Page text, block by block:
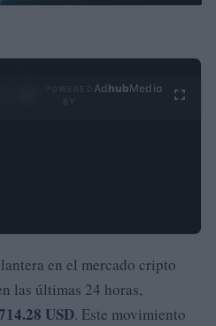
Ad hubMedia
en el mercado cripto
las últimas 24 horas,
USD. Este movimiento